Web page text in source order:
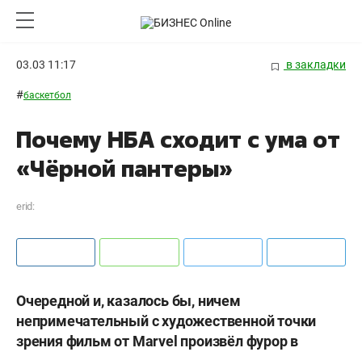
03.03 11:17 в закладки
#баскетбол
Почему НБА сходит с ума от
«Чёрной пантеры»
erid:
Очередной и, казалось бы, ничем
непримечательный с художественной точки
зрения фильм от Marvel произвёл фурор в